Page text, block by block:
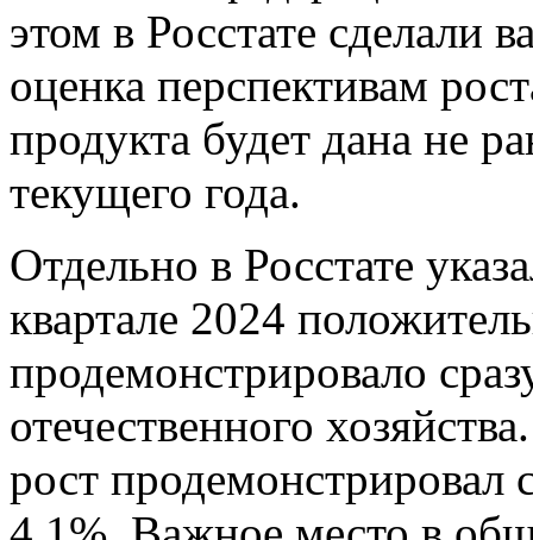
этом в Росстате сделали
оценка перспективам
продукта будет дана не
текущего года.
Отдельно в Росстате
квартале 2024
продемонстрировало
отечественного
рост продемонстрировал